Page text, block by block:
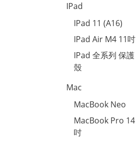
IPad
IPad 11 (A16)
IPad Air M4 11吋
IPad 全系列 保護
殼
Mac
MacBook Neo
MacBook Pro 14
吋